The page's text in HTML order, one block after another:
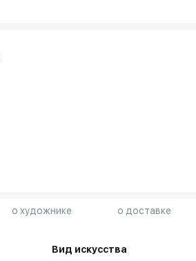
о художнике о доставке
Вид искусства